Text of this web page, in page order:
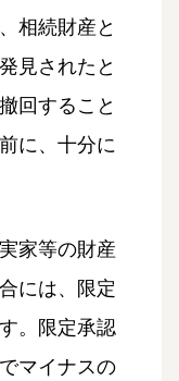
相続財産と
見されたと
回すること
に、十分に
家等の財産
には、限定
。限定承認
マイナスの